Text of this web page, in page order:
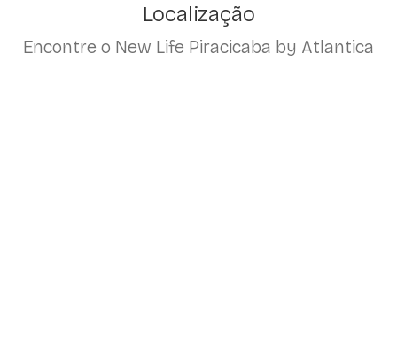
Localização
Encontre o New Life Piracicaba by Atlantica